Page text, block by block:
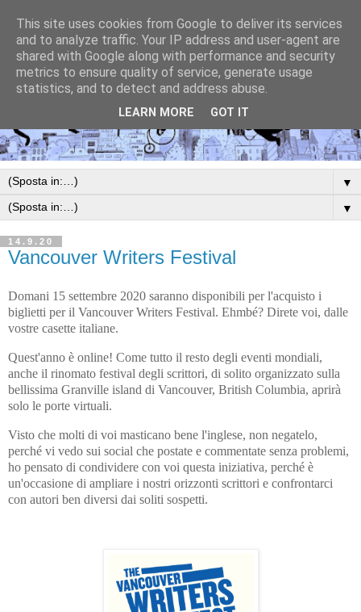
▼
▼
14.9.20
Vancouver Writers Festival
Domani 15 settembre 2020 saranno disponibili per l'acquisto i
biglietti per il Vancouver Writers Festival. Ehmbé? Direte voi, dalle
vostre casette italiane.
Quest'anno è online! Come tutto il resto degli eventi mondiali,
anche il rinomato festival degli scrittori, di solito organizzato sulla
bellissima Granville island di Vancouver, British Columbia, aprirà
solo le porte virtuali.
Visto che molti di voi masticano bene l'inglese, non negatelo,
perché vi vedo sui social che postate e commentate senza problemi,
ho pensato di condividere con voi questa iniziativa, perché è
un'occasione di ampliare i nostri orizzonti scrittori e confrontarci
con autori ben diversi dai soliti sospetti.
This site uses cookies from Google to deliver its services
and to analyze traffic. Your IP address and user-agent are
shared with Google along with performance and security
metrics to ensure quality of service, generate usage
statistics, and to detect and address abuse.
LEARN MORE GOT IT